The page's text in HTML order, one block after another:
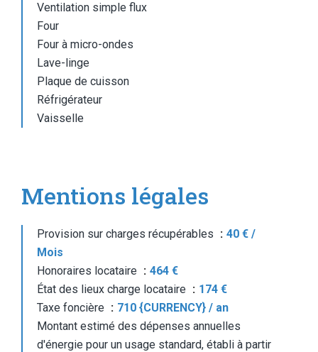
Ventilation simple flux
Four
Four à micro-ondes
Lave-linge
Plaque de cuisson
Réfrigérateur
Vaisselle
Mentions légales
Provision sur charges récupérables
40 € /
Mois
Honoraires locataire
464 €
État des lieux charge locataire
174 €
Taxe foncière
710 {CURRENCY} / an
Montant estimé des dépenses annuelles
d'énergie pour un usage standard, établi à partir